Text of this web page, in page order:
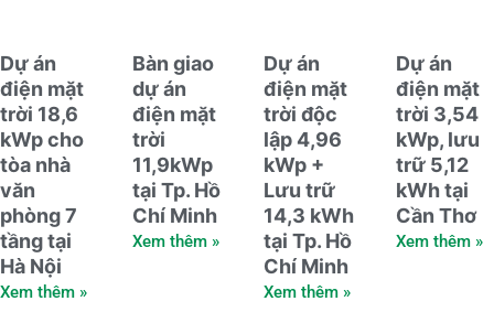
Dự án
điện mặt
trời 18,6
kWp cho
tòa nhà
văn
phòng 7
tầng tại
Hà Nội
Xem thêm »
Bàn giao
dự án
điện mặt
trời
11,9kWp
tại Tp. Hồ
Chí Minh
Xem thêm »
Dự án
điện mặt
trời độc
lập 4,96
kWp +
Lưu trữ
14,3 kWh
tại Tp. Hồ
Chí Minh
Xem thêm »
Dự án
điện mặt
trời 3,54
kWp, lưu
trữ 5,12
kWh tại
Cần Thơ
Xem thêm »